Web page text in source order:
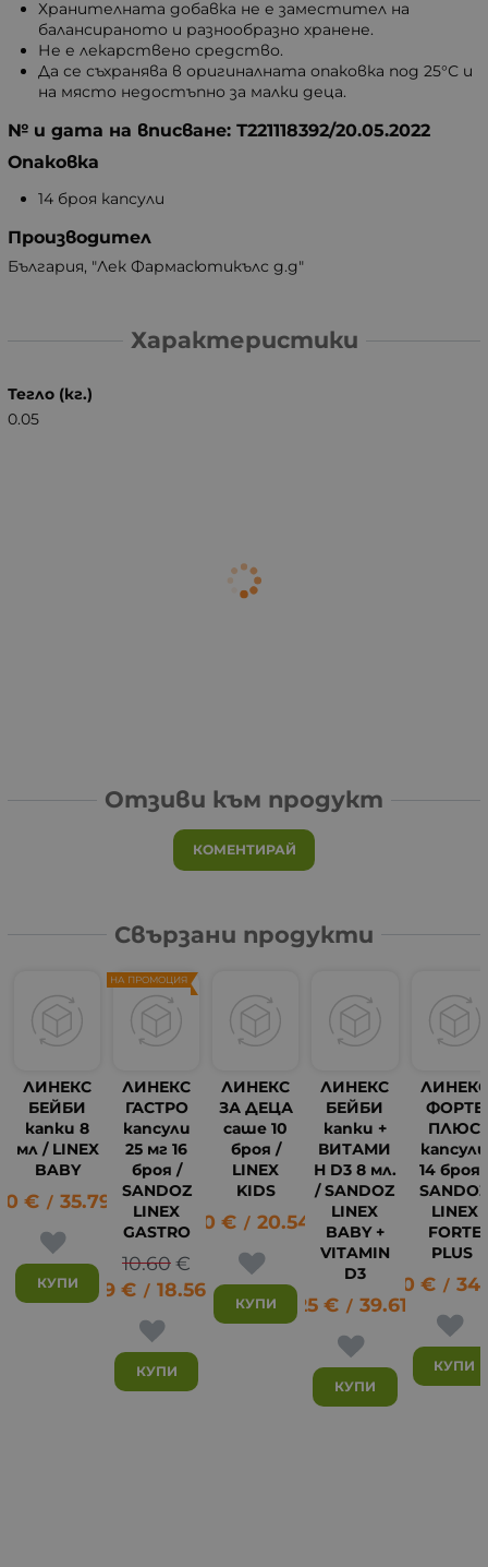
Хранителната добавка не е заместител на
балансираното и разнообразно хранене.
Не е лекарствено средство.
Да се съхранява в оригиналната опаковка под 25°С и
на място недостъпно за малки деца.
№ и дата на вписване: Т221118392/20.05.2022
Опаковка
14 броя капсули
Производител
България, "Лек Фармасютикълс д.д"
Характеристики
Тегло (кг.)
0.05
Отзиви към продукт
КОМЕНТИРАЙ
Свързани продукти
ЛИНЕКС
БЕЙБИ
капки 8
мл / LINEX
BABY
€ / 35.79 лв.
КУПИ
ЛИНЕКС
ГАСТРО
капсули
25 мг 16
броя /
SANDOZ
LINEX
GASTRO
10.60€
9.49 € / 18.56 лв.
КУПИ
НА ПРОМОЦИЯ
ЛИНЕКС
ЗА ДЕЦА
саше 10
броя /
LINEX
KIDS
10.50 € / 20.54 лв.
КУПИ
ЛИНЕКС
БЕЙБИ
капки +
ВИТАМИ
Н D3 8 мл.
/ SANDOZ
LINEX
BABY +
VITAMIN
D3
20.25 € / 39.61
КУПИ
ЛИНЕКС
ФОРТЕ
ПЛЮС
капсули
14 броя
LINEX
FORTE
PLUS
17.40 € /
КУПИ